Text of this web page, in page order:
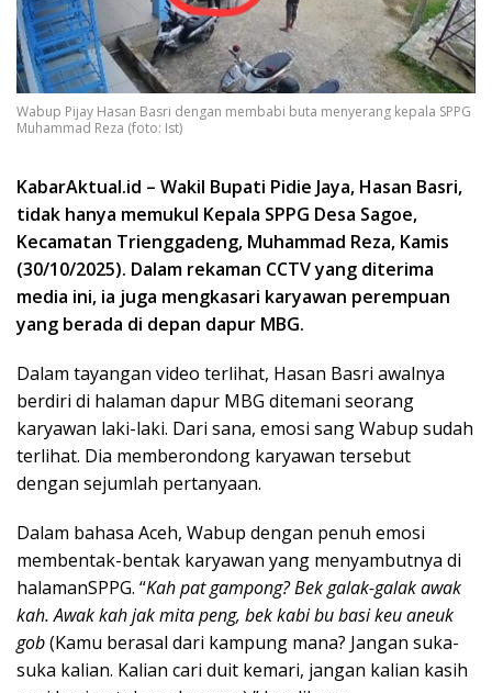
Wabup Pijay Hasan Basri dengan membabi buta menyerang kepala SPPG
Muhammad Reza (foto: Ist)
KabarAktual.id – Wakil Bupati Pidie Jaya, Hasan Basri,
tidak hanya memukul Kepala SPPG Desa Sagoe,
Kecamatan Trienggadeng, Muhammad Reza, Kamis
(30/10/2025). Dalam rekaman CCTV yang diterima
media ini, ia juga mengkasari karyawan perempuan
yang berada di depan dapur MBG.
Dalam tayangan video terlihat, Hasan Basri awalnya
berdiri di halaman dapur MBG ditemani seorang
karyawan laki-laki. Dari sana, emosi sang Wabup sudah
terlihat. Dia memberondong karyawan tersebut
dengan sejumlah pertanyaan.
Dalam bahasa Aceh, Wabup dengan penuh emosi
membentak-bentak karyawan yang menyambutnya di
halamanSPPG. “Kah pat gampong? Bek galak-galak awak
kah. Awak kah jak mita peng, bek kabi bu basi keu aneuk
gob(Kamu berasal dari kampung mana? Jangan suka-
suka kalian. Kalian cari duit kemari, jangan kalian kasih